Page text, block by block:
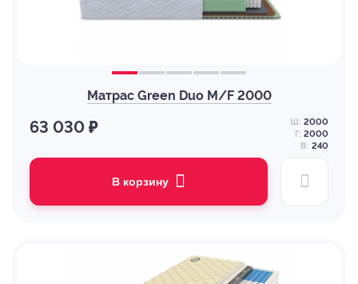
Матрас Green Duo M/F 2000
63 030 ₽ Ш: 2000
Г: 2000
В: 240
В корзину